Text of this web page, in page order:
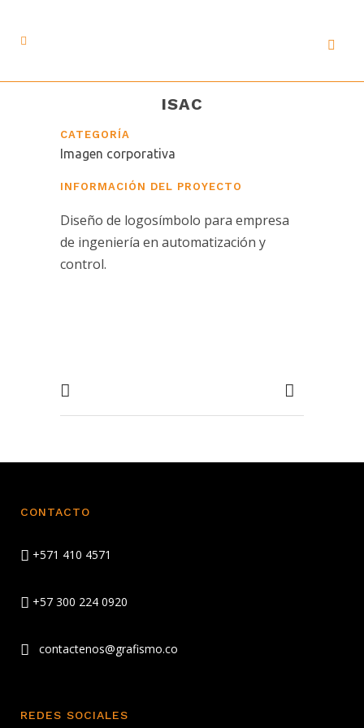
ISAC
CATEGORÍA
Imagen corporativa
INFORMACIÓN DEL PROYECTO
Diseño de logosímbolo para empresa
de ingeniería en automatización y
control.
CONTACTO
+571 410 4571
+57 300 224 0920
contactenos@grafismo.co
REDES SOCIALES